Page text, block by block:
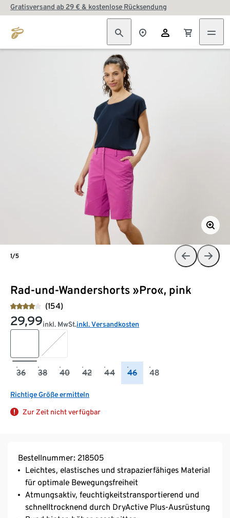
Gratisversand ab 29 € & kostenlose Rücksendung
Rad-und-Wandershorts »Pro«, pink
(154)
29,99inkl. MwSt.inkl. Versandkosten
36 38 40 42 44 46 48
Richtige Größe ermitteln
Zur Zeit nicht verfügbar
1/5
Bestellnummer: 218505
Leichtes, elastisches und strapazierfähiges Material
für optimale Bewegungsfreiheit
Atmungsaktiv, feuchtigkeitstransportierend und
schnelltrocknend durch DryActive Plus-Ausrüstung